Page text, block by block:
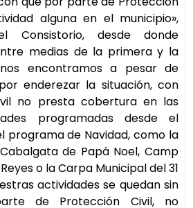
alguna en el municipio»,
Consistorio, desde donde
medias de la primera y la
encontramos a pesar de
enderezar la situación, con
no presta cobertura en las
programadas desde el
programa de Navidad, como la
de Papá Noel, Camp
o la Carpa Municipal del 31
actividades se quedan sin
de Protección Civil, no